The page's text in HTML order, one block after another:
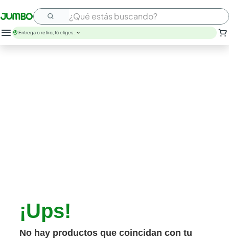
¿Qué estás buscando?
Entrega o retiro, tú eliges.
¡Ups!
No hay productos que coincidan con tu